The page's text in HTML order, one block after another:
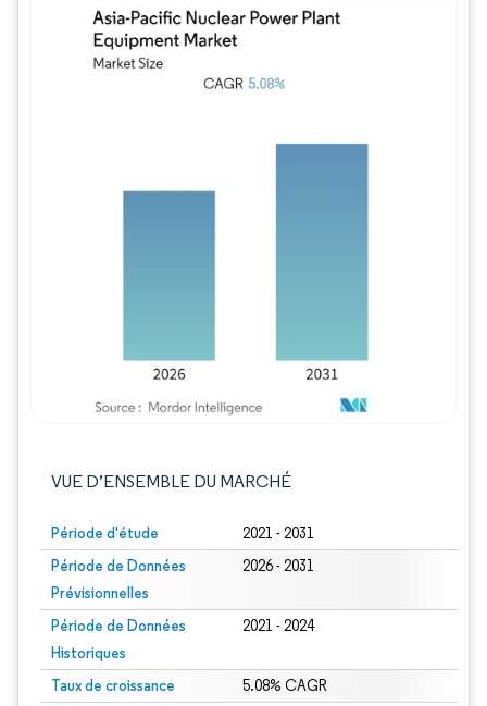
VUE D’ENSEMBLE DU MARCHÉ
Période d'étude 2021 - 2031
Période de Données
Prévisionnelles
2026 - 2031
Période de Données
Historiques
2021 - 2024
Taux de croissance 5.08% CAGR